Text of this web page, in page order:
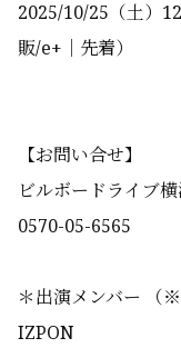
2025/10/25（土）
販/e+｜先着）
【お問い合せ】
ビルボードライブ
0570-05-6565
＊出演メンバー （
IZPON